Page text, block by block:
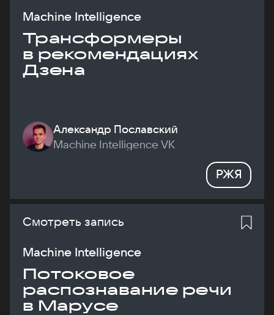
Machine Intelligence
Трансформеры
в рекомендациях
Дзена
Александр Пославский
Machine Intelligence VK
РЖЯ
Смотреть запись
Machine Intelligence
Потоковое
распознавание речи
в Марусе